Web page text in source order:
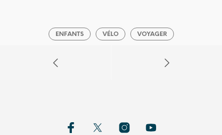
ENFANTS VÉLO VOYAGER